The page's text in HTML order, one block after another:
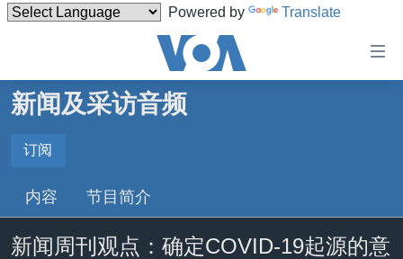
Powered by Translate
碍
链
到
内
主页
美国
台湾
港澳
新闻及采访音频
订阅
订阅
内容 节目简介
新闻周刊观点：确定COVID-19起源的意